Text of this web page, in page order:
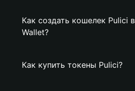
Как создать кошелек Pulici
Wallet?
Как купить токены Pulici?